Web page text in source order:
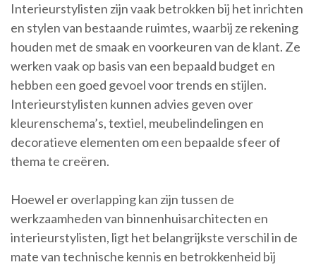
Interieurstylisten zijn vaak betrokken bij het inrichten
en stylen van bestaande ruimtes, waarbij ze rekening
houden met de smaak en voorkeuren van de klant. Ze
werken vaak op basis van een bepaald budget en
hebben een goed gevoel voor trends en stijlen.
Interieurstylisten kunnen advies geven over
kleurenschema’s, textiel, meubelindelingen en
decoratieve elementen om een bepaalde sfeer of
thema te creëren.
Hoewel er overlapping kan zijn tussen de
werkzaamheden van binnenhuisarchitecten en
interieurstylisten, ligt het belangrijkste verschil in de
mate van technische kennis en betrokkenheid bij